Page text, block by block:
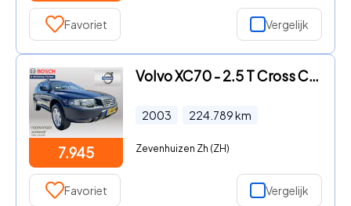
Favoriet Vergelijk
7.945
Volvo XC70 - 2.5 T Cross Country AWD Handgeschakeld | Cruise | 209 PK
2003 224.789km
Zevenhuizen Zh (ZH)
Favoriet Vergelijk